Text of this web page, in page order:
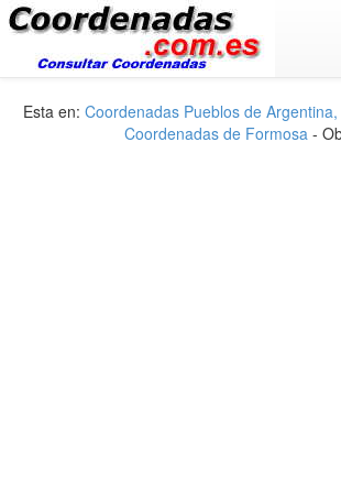
Esta en: Coordenadas Pueblos de
Coordenadas de Formosa-